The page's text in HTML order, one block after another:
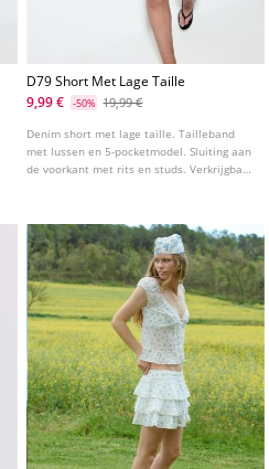
D79 Short Met Lage Taille
9,99 €
-50% 19,99 €
Denim short met lage taille. Tailleband
met lussen en 5-pocketmodel. Sluiting aan
de voorkant met rits en studs. Verkrijgbaar